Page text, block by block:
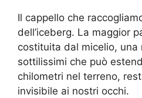
Il cappello che
dell’iceberg. La maggior
costituita dal micelio,
sottilissimi che può
chilometri nel terreno,
invisibile ai nostri occhi.